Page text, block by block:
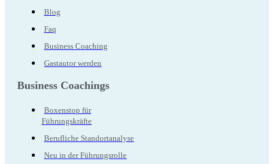
Blog
Faq
Business Coaching
Gastautor werden
Business Coachings
Boxenstop für
Führungskräfte
Berufliche Standortanalyse
Neu in der Führungsrolle